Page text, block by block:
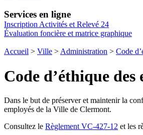
Services en ligne
Inscription Activités et Relevé 24
Évaluation foncière et matrice graphique
Accueil > Ville > Administration > Code
Code d’éthique des
Dans le but de préserver et maintenir la
employés de la Ville de Clermont.
Consultez le Règlement VC-427-12 et les